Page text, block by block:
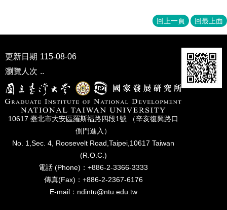
回上一頁 回最上面
更新日期 115-08-06
瀏覽人次 ..
10617 臺北市⼤安區羅斯福路四段1號 （辛亥復興路⼝
側⾨進入）
No. 1,Sec. 4, Roosevelt Road,Taipei,10617 Taiwan
(R.O.C.)
電話 (Phone)：+886-2-3366-3333
傳真(Fax)：+886-2-2367-6176
E-mail：ndintu@ntu.edu.tw